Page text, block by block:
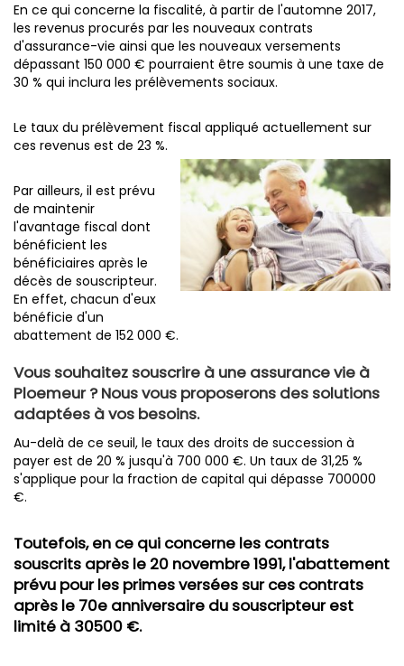
En ce qui concerne la fiscalité, à partir de l'automne 2017,
les revenus procurés par les nouveaux contrats
d'assurance-vie ainsi que les nouveaux versements
dépassant 150 000 € pourraient être soumis à une taxe de
30 % qui inclura les prélèvements sociaux.
Le taux du prélèvement fiscal appliqué actuellement sur
ces revenus est de 23 %.
Par ailleurs, il est prévu
de maintenir
l'avantage fiscal dont
bénéficient les
bénéficiaires après le
décès de souscripteur.
En effet, chacun d'eux
bénéficie d'un
abattement de 152 000 €.
Vous souhaitez souscrire à une assurance vie à
Ploemeur ? Nous vous proposerons des solutions
adaptées à vos besoins.
Au-delà de ce seuil, le taux des droits de succession à
payer est de 20 % jusqu'à 700 000 €. Un taux de 31,25 %
s'applique pour la fraction de capital qui dépasse 700000
€.
Toutefois, en ce qui concerne les contrats
souscrits après le 20 novembre 1991, l'abattement
prévu pour les primes versées sur ces contrats
après le 70e anniversaire du souscripteur est
limité à 30500 €.